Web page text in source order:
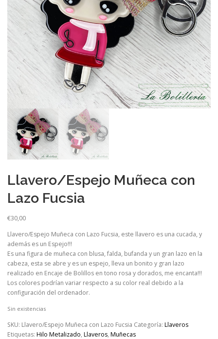
Llavero/Espejo Muñeca con
Lazo Fucsia
€30,00
Llavero/Espejo Muñeca con Lazo Fucsia, este llavero es una cucada, y
además es un Espejo!!!
Es una figura de muñeca con blusa, falda, bufanda y un gran lazo en la
cabeza, esta se abre y es un espejo, lleva un bonito y gran lazo
realizado en Encaje de Bolillos en tono rosa y dorados, me encanta!!!
Los colores podrían variar respecto a su color real debido a la
configuración del ordenador.
Sin existencias
SKU: Llavero/Espejo Muñeca con Lazo Fucsia Categoría: Llaveros
Etiquetas: Hilo Metalizado, Llaveros, Muñecas